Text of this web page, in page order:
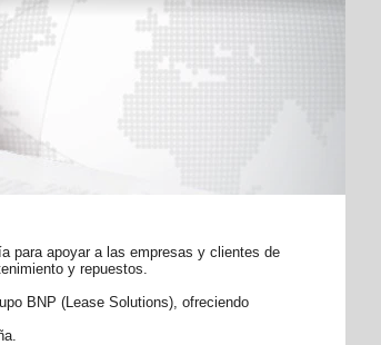
para apoyar a las empresas y clientes de
y repuestos.
BNP (Lease Solutions), ofreciendo